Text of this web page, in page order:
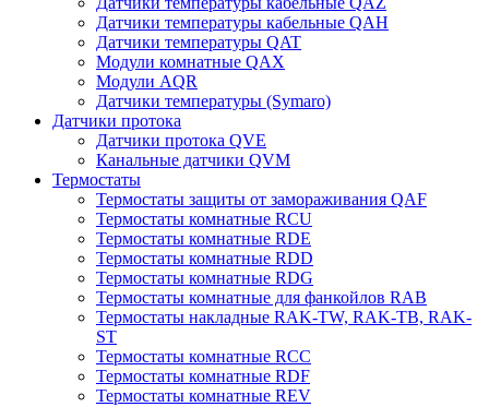
Датчики температуры кабельные QAH
Датчики температуры QAT
Модули комнатные QAX
Модули AQR
Датчики температуры (Symaro)
Датчики протока
Датчики протока QVE
Канальные датчики QVM
Термостаты
Термостаты защиты от замораживания QAF
Термостаты комнатные RCU
Термостаты комнатные RDE
Термостаты комнатные RDD
Термостаты комнатные RDG
Термостаты комнатные для фанкойлов RAB
Термостаты накладные RAK-TW, RAK-TB, RAK-
ST
Термостаты комнатные RCC
Термостаты комнатные RDF
Термостаты комнатные REV